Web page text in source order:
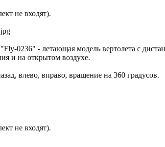
не входят).
0236" - летающая модель вертолета с
и на открытом воздухе.
влево, вправо, вращение на 360 градусов.
не входят).